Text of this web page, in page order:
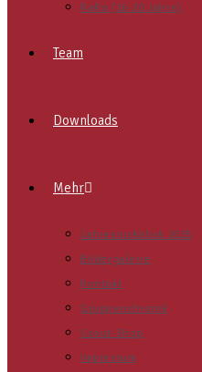
RaRo (16-20 Jahre)
Team
Downloads
Mehr
Jahresrückblick 2025
Bildergalerie
Kontakt
Gruppenchronik
Scout-Shop
Impressum